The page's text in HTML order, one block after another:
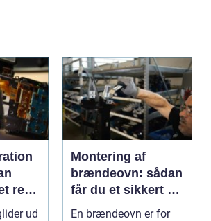
rette
ud
Montering af
brændeovn: sådan
får du et sikkert og
smukt resultat
En brændeovn er for